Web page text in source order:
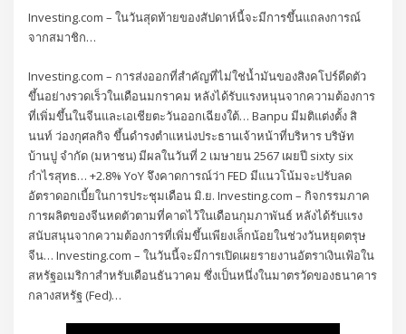
Investing.com – ในวันสุดท้ายของสัปดาห์นี้จะมีการขึ้นแถลงการณ์
จากสมาชิก…
Investing.com – การส่งออกที่สำคัญที่ไม่ใช่น้ำมันของสิงคโปร์ดีดตัว
ขึ้นอย่างรวดเร็วในเดือนมกราคม หลังได้รับแรงหนุนจากความต้องการ
ที่เพิ่มขึ้นในจีนและเอเชียตะวันออกเฉียงใต้… Banpu มีมติแต่งตั้ง สิ
นนท์ ว่องกุศลกิจ ขึ้นดำรงตำแหน่งประธานเจ้าหน้าที่บริหาร บริษัท
บ้านปู จำกัด (มหาชน) มีผลในวันที่ 2 เมษายน 2567 เผยปี sixty six
กำไรสุทธ… +2.8% YoY จึงคาดการณ์ว่า FED มีแนวโน้มจะปรับลด
อัตราดอกเบี้ยในการประชุมเดือน มิ.ย. Investing.com – กิจกรรมภาค
การผลิตของจีนหดตัวตามที่คาดไว้ในเดือนกุมภาพันธ์ หลังได้รับแรง
สนับสนุนจากความต้องการที่เพิ่มขึ้นเพียงเล็กน้อยในช่วงวันหยุดตรุษ
จีน… Investing.com – ในวันนี้จะมีการเปิดเผยรายงานอัตราเงินเฟ้อใน
สหรัฐอเมริกาสำหรับเดือนธันวาคม ซึ่งเป็นหนึ่งในมาตรวัดของธนาคาร
กลางสหรัฐ (Fed)…